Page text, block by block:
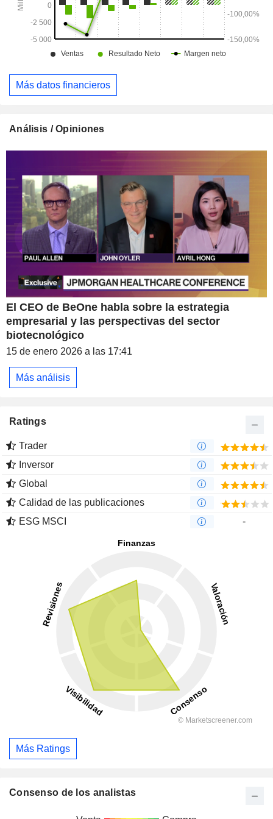
Más datos financieros
Análisis / Opiniones
El CEO de BeOne habla sobre la estrategia
empresarial y las perspectivas del sector
biotecnológico
15 de enero 2026 a las 17:41
Más análisis
Ratings
Trader
Inversor
Global
Calidad de las publicaciones
ESG MSCI
-
Más Ratings
Consenso de los analistas